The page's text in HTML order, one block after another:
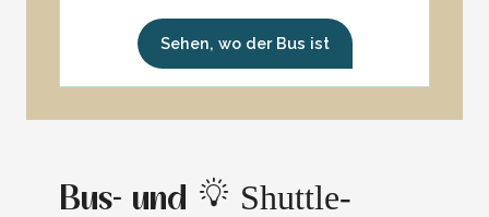
Sehen, wo der Bus ist
Bus- und
Shuttle-